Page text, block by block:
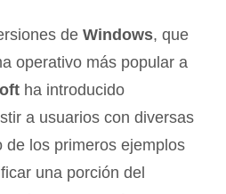
de Windows, que
operativo más popular a
ha introducido
a usuarios con diversas
de los primeros ejemplos
una porción del